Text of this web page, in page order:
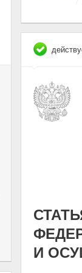
И